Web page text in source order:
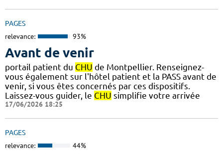
PAGES
relevance: 93%
Avant de venir
portail patient du CHU de Montpellier. Renseignez-
vous également sur l'hôtel patient et la PASS avant de
venir, si vous êtes concernés par ces dispositifs.
Laissez-vous guider, le CHU simplifie votre arrivée
17/06/2026 18:25
PAGES
relevance: 44%